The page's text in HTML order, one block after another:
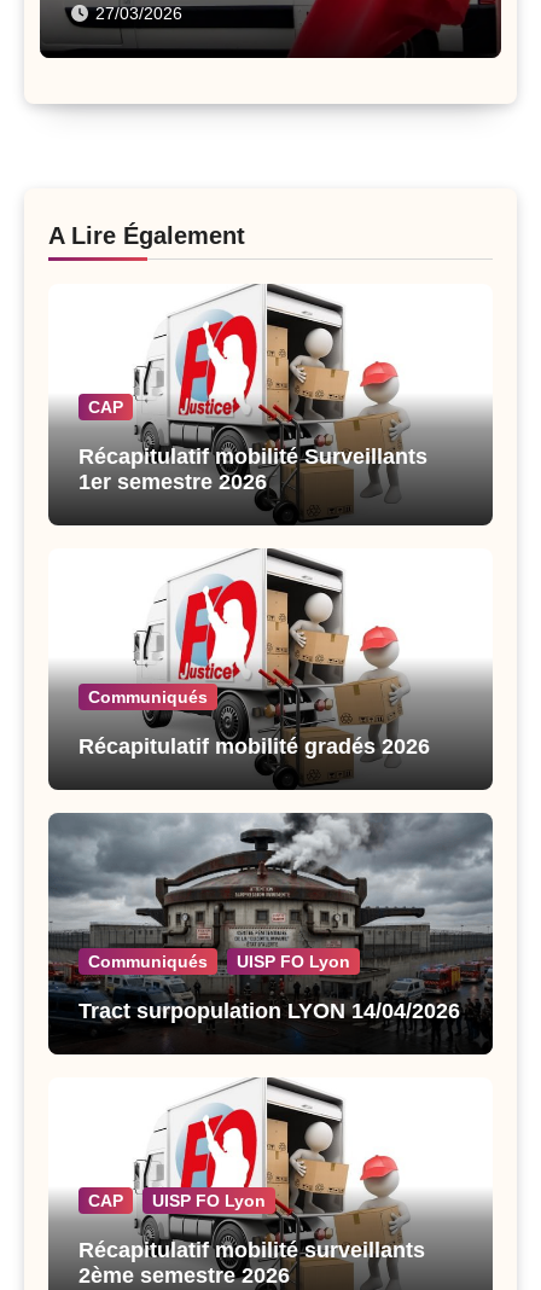
27/03/2026
A Lire Également
CAP
Récapitulatif mobilité Surveillants
1er semestre 2026
Communiqués
Récapitulatif mobilité gradés 2026
Communiqués UISP FO Lyon
Tract surpopulation LYON 14/04/2026
CAP UISP FO Lyon
Récapitulatif mobilité surveillants
2ème semestre 2026